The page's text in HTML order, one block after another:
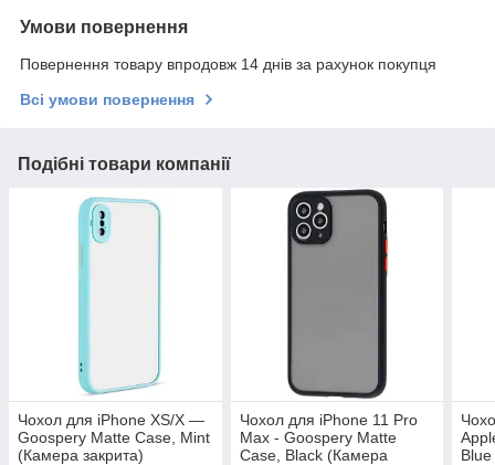
Умови повернення
Повернення товару впродовж 14 днів за рахунок покупця
Всі умови повернення
Подібні товари компанії
Чохол для iPhone XS/X —
Goospery Matte Case, Mint
(Камера закрита)
Чохол для iPhone 11 Pro
Max - Goospery Matte
Case, Black (Камера
Blue